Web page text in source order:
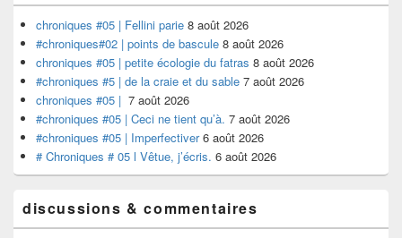
chroniques #05 | Fellini parie 8 août 2026
#chroniques#02 | points de bascule 8 août 2026
chroniques #05 | petite écologie du fatras 8 août 2026
#chroniques #5 | de la craie et du sable 7 août 2026
chroniques #05 | 7 août 2026
#chroniques #05 | Ceci ne tient qu’à. 7 août 2026
#chroniques #05 | Imperfectiver 6 août 2026
# Chroniques # 05 l Vêtue, j’écris. 6 août 2026
discussions & commentaires